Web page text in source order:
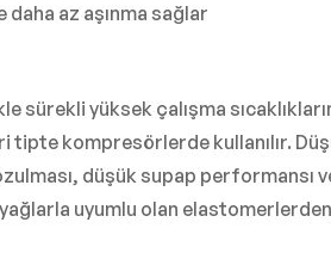
az aşınma sağlar
yüksek çalışma
tipte kompresörlerde kullanılır.
düşük supap performansı
uyumlu olan